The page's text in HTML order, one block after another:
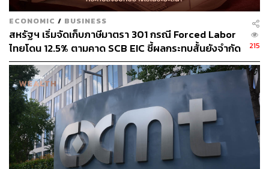
49
ABOUT THE AUTHOR
THE STANDARD WEALTH
สำนักข่าวเศรษฐกิจ ธุรกิจ และการลงทุน โดย
ทีมข่าว THE STANDARD
ECONOMIC / BUSINESS
สหรัฐฯ เริ่มจัดเก็บภาษีมาตรา 301 กรณี Forced Labor
ไทยโดน 12.5% ตามคาด SCB EIC ชี้ผลกระทบสั้นยังจำกัด
แม้ส่งออก มิ.ย. โตแรง 20.8% แต่นำเข้าพุ่งดันดุลการค้า
ขาดดุลหนัก
215